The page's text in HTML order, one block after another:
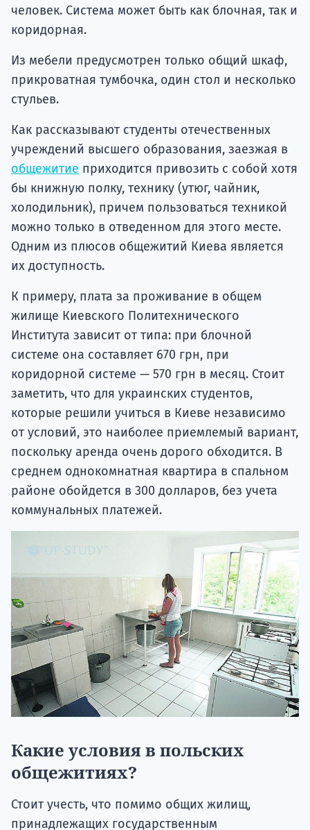
человек. Система может быть как блочная, так и
коридорная.
Из мебели предусмотрен только общий шкаф,
прикроватная тумбочка, один стол и несколько
стульев.
Как рассказывают студенты отечественных
учреждений высшего образования, заезжая в
общежитие приходится привозить с собой хотя
бы книжную полку, технику (утюг, чайник,
холодильник), причем пользоваться техникой
можно только в отведенном для этого месте.
Одним из плюсов общежитий Киева является
их доступность.
К примеру, плата за проживание в общем
жилище Киевского Политехнического
Института зависит от типа: при блочной
системе она составляет 670 грн, при
коридорной системе — 570 грн в месяц. Стоит
заметить, что для украинских студентов,
которые решили учиться в Киеве независимо
от условий, это наиболее приемлемый вариант,
поскольку аренда очень дорого обходится. В
среднем однокомнатная квартира в спальном
районе обойдется в 300 долларов, без учета
коммунальных платежей.
Какие условия в польских
общежитиях?
Стоит учесть, что помимо общих жилищ,
принадлежащих государственным